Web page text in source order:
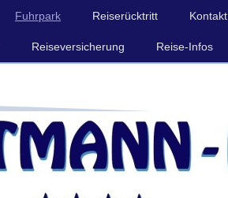
Fuhrpark Reiserücktritt Kontakt
Reiseversicherung Reise-Infos